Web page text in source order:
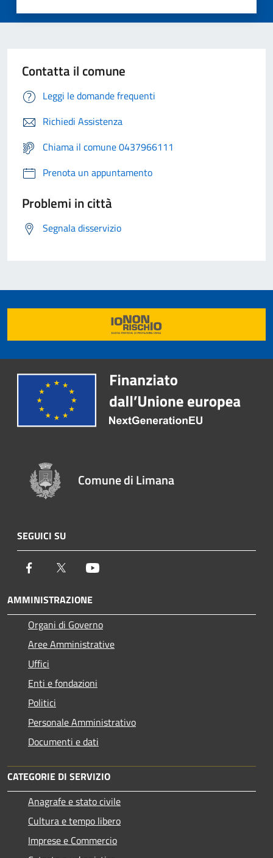
Contatta il comune
Leggi le domande frequenti
Richiedi Assistenza
Chiama il comune 0437966111
Prenota un appuntamento
Problemi in città
Segnala disservizio
Comune di Limana
SEGUICI SU
Facebook Twitter
AMMINISTRAZIONE
Organi di Governo
Aree Amministrative
Uffici
Enti e fondazioni
Politici
Personale Amministrativo
Documenti e dati
CATEGORIE DI SERVIZIO
Anagrafe e stato civile
Cultura e tempo libero
Imprese e Commercio